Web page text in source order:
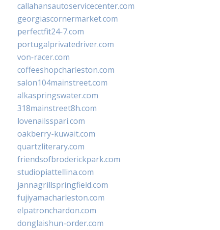
callahansautoservicecenter.com
georgiascornermarket.com
perfectfit24-7.com
portugalprivatedriver.com
von-racer.com
coffeeshopcharleston.com
salon104mainstreet.com
alkaspringswater.com
318mainstreet8h.com
lovenailsspari.com
oakberry-kuwait.com
quartzliterary.com
friendsofbroderickpark.com
studiopiattellina.com
jannagrillspringfield.com
fujiyamacharleston.com
elpatronchardon.com
donglaishun-order.com